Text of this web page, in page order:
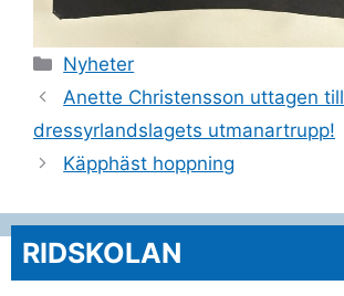
Kategorier
Nyheter
Anette Christensson uttagen till
dressyrlandslagets utmanartrupp!
Käpphäst hoppning
RIDSKOLAN